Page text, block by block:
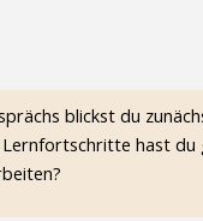
blickst du
Lernfortschritte hast